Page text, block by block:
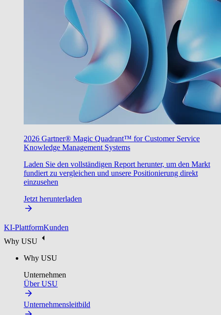
2026 Gartner® Magic Quadrant™ for Customer Service
Knowledge Management Systems
Laden Sie den vollständigen Report herunter, um den Markt
fundiert zu vergleichen und unsere Positionierung direkt
einzusehen
Jetzt herunterladen
KI-PlattformKunden
Why USU
Why USU
Unternehmen
Über USU
Unternehmensleitbild